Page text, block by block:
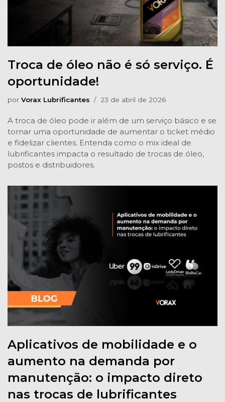
Troca de óleo não é só serviço. É
oportunidade!
por Vorax Lubrificantes 23 de abril de 2026
A troca de óleo pode ir além de um serviço básico e se
tornar uma oportunidade de aumentar o ticket médio
e fidelizar clientes. Entenda como o mix ideal de
lubrificantes impacta o resultado de trocas de óleo,
postos e distribuidores.
Aplicativos de mobilidade e o
aumento na demanda por
manutenção: o impacto direto
nas trocas de lubrificantes